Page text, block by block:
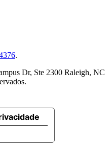
.
Dr, Ste 2300 Raleigh, NC